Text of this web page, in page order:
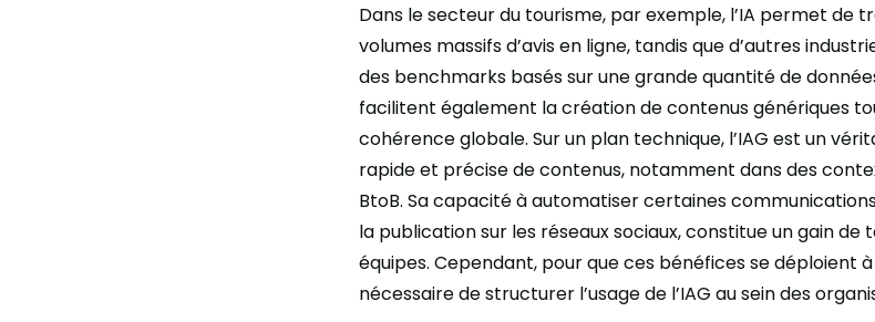
Dans le secteur du tourisme, par exemple, l’IA permet de
volumes massifs d’avis en ligne, tandis que d’autres
des benchmarks basés sur une grande quantité de
facilitent également la création de contenus génériques
cohérence globale. Sur un plan technique, l’IAG est un
rapide et précise de contenus, notamment dans des
BtoB. Sa capacité à automatiser certaines
la publication sur les réseaux sociaux, constitue un gain de
équipes. Cependant, pour que ces bénéfices se déploient
nécessaire de structurer l’usage de l’IAG au sein des